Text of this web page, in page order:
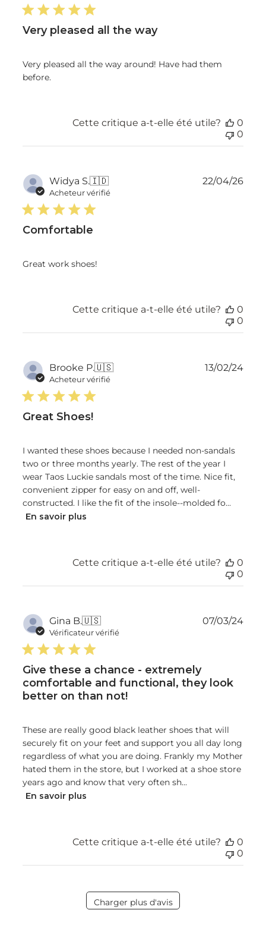
Very pleased all the way
Very pleased all the way around! Have had them
before.
Cette critique a-t-elle été utile?
0
0
Widya S.🇮🇩
Acheteur vérifié
Comfortable
Great work shoes!
Date
22/04/26
Cette critique a-t-elle été utile?
0
0
Brooke P.🇺🇸
Acheteur vérifié
Great Shoes!
I wanted these shoes because I needed non-sandals
two or three months yearly. The rest of the year I
wear Taos Luckie sandals most of the time. Nice fit,
convenient zipper for easy on and off, well-
constructed. I like the fit of the insole--molded fo...
En savoir plus
Date
13/02/24
Cette critique a-t-elle été utile?
0
0
Gina B.🇺🇸
Vérificateur vérifié
Give these a chance - extremely
comfortable and functional, they look
better on than not!
These are really good black leather shoes that will
securely fit on your feet and support you all day long
regardless of what you are doing. Frankly my Mother
hated them in the store, but I worked at a shoe store
years ago and know that very often sh...
En savoir plus
Date
07/03/24
Cette critique a-t-elle été utile?
0
0
Charger plus d'avis